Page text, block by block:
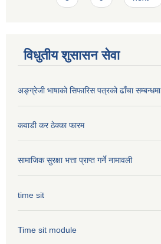
विधुतीय शुसासन सेवा
अङ्ग्रेजी भाषाको सिफारिस पत्रको ढाँचा सम्बन्धमा
कवाडी कर ठेक्का फारम
सामाजिक सुरक्षा भत्ता प्राप्त गर्ने नामावली
time sit
Time sit module